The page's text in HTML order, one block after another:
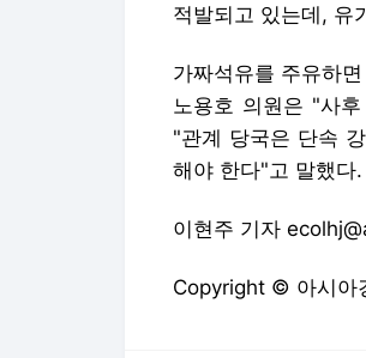
적발되고 있는데, 유
가짜석유를 주유하
노용호 의원은 "사
"관계 당국은 단속
해야 한다"고 말했다.
이현주 기자
Copyright © 아시아